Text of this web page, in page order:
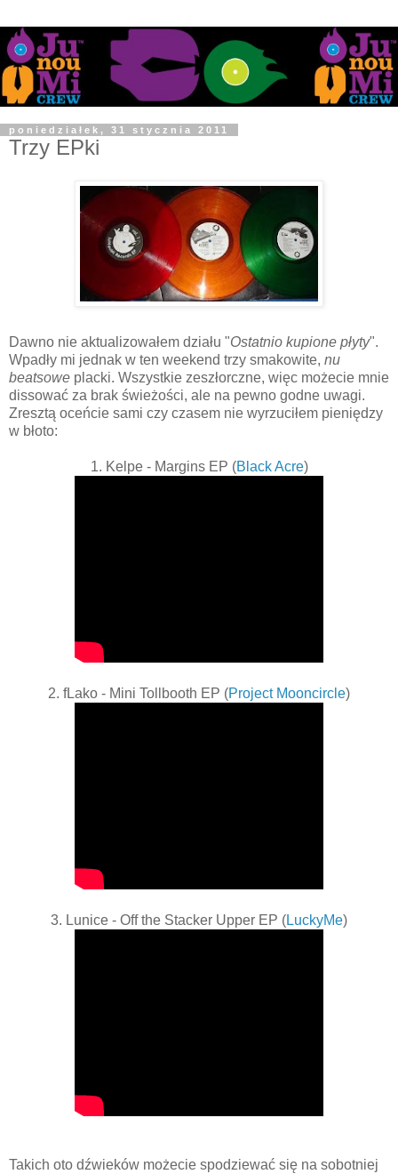
poniedziałek, 31 stycznia 2011
Trzy EPki
Dawno nie aktualizowałem działu "Ostatnio kupione płyty".
Wpadły mi jednak w ten weekend trzy smakowite, nu
beatsowe placki. Wszystkie zeszłorczne, więc możecie mnie
dissować za brak świeżości, ale na pewno godne uwagi.
Zresztą oceńcie sami czy czasem nie wyrzuciłem pieniędzy
w błoto:
1. Kelpe - Margins EP (Black Acre)
2. fLako - Mini Tollbooth EP (Project Mooncircle)
3. Lunice - Off the Stacker Upper EP (LuckyMe)
Takich oto dźwieków możecie spodziewać się na sobotniej